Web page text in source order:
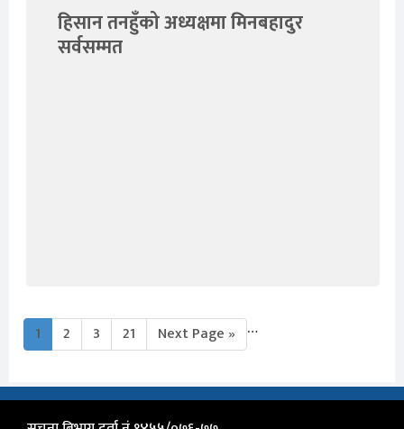
हिसान तनहुँको अध्यक्षमा मिनबहादुर
सर्वसम्मत
1 2 3 …
21 Next Page »